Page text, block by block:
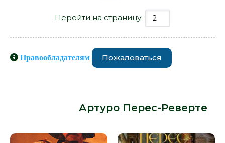
Перейти на страницу:
Правообладателям Пожаловаться
Артуро Перес-Реверте